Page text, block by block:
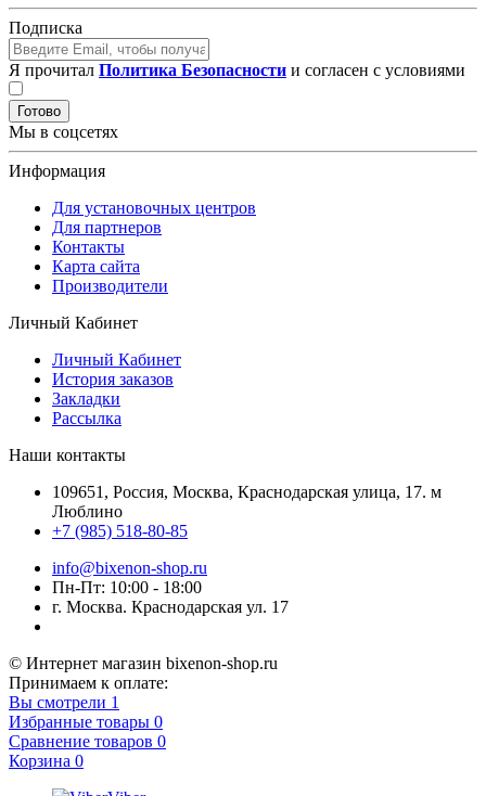
Подписка
Я прочитал Политика Безопасности и согласен с условиями
Готово
Мы в соцсетях
Информация
Для установочных центров
Для партнеров
Контакты
Карта сайта
Производители
Личный Кабинет
Личный Кабинет
История заказов
Закладки
Рассылка
Наши контакты
109651, Россия, Москва, Краснодарская улица, 17. м
Люблино
+7 (985) 518-80-85
info@bixenon-shop.ru
Пн-Пт: 10:00 - 18:00
г. Москва. Краснодарская ул. 17
© Интернет магазин bixenon-shop.ru
Принимаем к оплате:
Вы смотрели 1
Избранные товары 0
Сравнение товаров 0
Корзина 0